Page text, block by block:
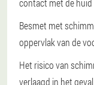
contact met de
Besmet met
oppervlak van de
Het risico van
verlaagd in het